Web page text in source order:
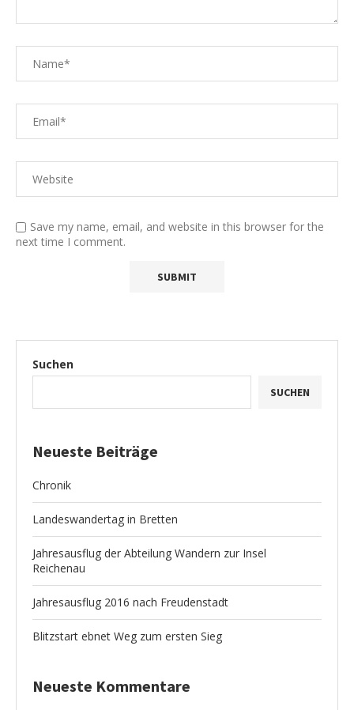
Save my name, email, and website in this browser for the
next time I comment.
Suchen
SUCHEN
Neueste Beiträge
Chronik
Landeswandertag in Bretten
Jahresausflug der Abteilung Wandern zur Insel
Reichenau
Jahresausflug 2016 nach Freudenstadt
Blitzstart ebnet Weg zum ersten Sieg
Neueste Kommentare